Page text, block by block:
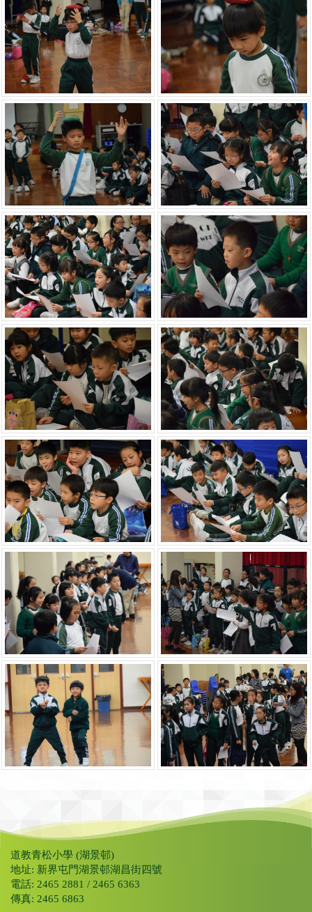
道教青松小學 (湖景邨)
地址: 新界屯門湖景邨湖昌街四號
電話: 2465 2881 / 2465 6363
傳真: 2465 6863